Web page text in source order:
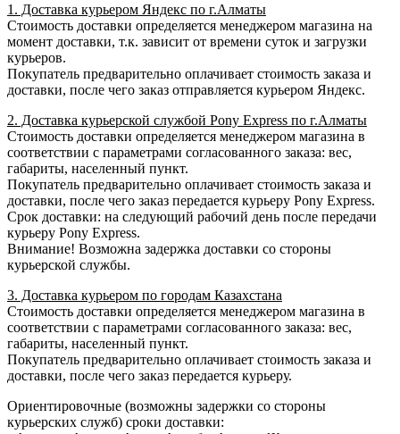
1. Доставка курьером Яндекс по г.Алматы
Стоимость доставки определяется менеджером магазина на
момент доставки, т.к. зависит от времени суток и загрузки
курьеров.
Покупатель предварительно оплачивает стоимость заказа и
доставки, после чего заказ отправляется курьером Яндекс.
2. Доставка курьерской службой Pony Express по г.Алматы
Стоимость доставки определяется менеджером магазина в
соответствии с параметрами согласованного заказа: вес,
габариты, населенный пункт.
Покупатель предварительно оплачивает стоимость заказа и
доставки, после чего заказ передается курьеру Pony Express.
Срок доставки: на следующий рабочий день после передачи
курьеру Pony Express.
Внимание! Возможна задержка доставки со стороны
курьерской службы.
3. Доставка курьером по городам Казахстана
Стоимость доставки определяется менеджером магазина в
соответствии с параметрами согласованного заказа: вес,
габариты, населенный пункт.
Покупатель предварительно оплачивает стоимость заказа и
доставки, после чего заказ передается курьеру.
Ориентировочные (возможны задержки со стороны
курьерских служб) сроки доставки: